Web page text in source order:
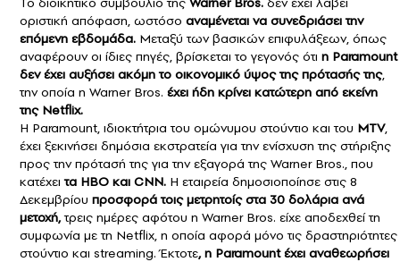
οριστική απόφαση, ωστόσο αναμένεται να συνεδριάσει την
επόμενη εβδομάδα. Μεταξύ των βασικών επιφυλάξεων, όπως
αναφέρουν οι ίδιες πηγές, βρίσκεται το γεγονός ότι η Paramount
δεν έχει αυξήσει ακόμη το οικονομικό ύψος της πρότασής της,
την οποία η Warner Bros. έχει ήδη κρίνει κατώτερη από εκείνη
της Netflix.
Η Paramount, ιδιοκτήτρια του ομώνυμου στούντιο και του MTV,
έχει ξεκινήσει δημόσια εκστρατεία για την ενίσχυση της στήριξης
προς την πρότασή της για την εξαγορά της Warner Bros., που
κατέχει τα HBO και CNN. Η εταιρεία δημοσιοποίησε στις 8
Δεκεμβρίου προσφορά τοις μετρητοίς στα 30 δολάρια ανά
μετοχή,τρεις ημέρες αφότου η Warner Bros. είχε αποδεχθεί τη
συμφωνία με τη Netflix, η οποία αφορά μόνο τις δραστηριότητες
στούντιο και streaming. Έκτοτε, η Paramount έχει αναθεωρήσει